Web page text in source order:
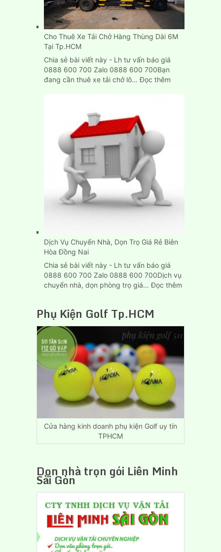
Bình
Dương,
Hòa
Cho Thuê Xe Tải Chở Hàng Thùng Dài 6M
Tại Tp.HCM
Chia sẻ bài viết này - Lh tư vấn báo giá
0888 600 700 Zalo 0888 600 700Bạn
đang cần thuê xe tải chở lô…Đọc thêm:
Dịch Vụ Chuyển Nhà, Dọn Trọ Giá Rẻ Biên
Hòa Đồng Nai
Chia sẻ bài viết này - Lh tư vấn báo giá
0888 600 700 Zalo 0888 600 700Dịch vụ
chuyển nhà, dọn phòng trọ giá…Đọc thêm:
Nhà,
Dọn
Rẻ
Phụ Kiện Golf Tp.HCM
Cửa hàng kinh doanh phụ kiện Golf uy tín
TPHCM
Dọn nhà trọn gói Liên Minh
Sài Gòn